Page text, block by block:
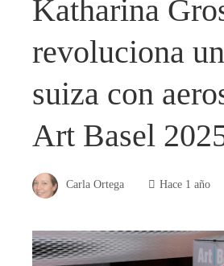
Katharina
revoluciona
suiza con
Art Basel
Carla Ortega Hace 1 año